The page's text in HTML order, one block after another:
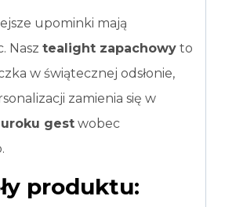
upominki mają
Nasz tealight zapachowy to
w świątecznej odsłonie,
zamienia się w
uroku gest wobec
produktu: